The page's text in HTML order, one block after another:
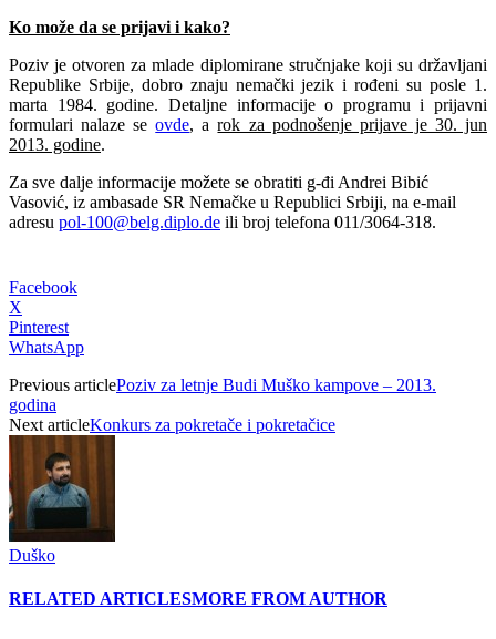
Ko može da se prijavi i kako?
Poziv je otvoren za mlade diplomirane stručnjake koji su držаvljаni
Republike Srbije, dobro znaju nemački jezik i rođeni su posle 1.
mаrtа 1984. godine. Detаljne informаcije o progrаmu i prijavni
formulari nalaze seovde, arok za podnošenje prijave je 30. jun
2013. godine.
Za sve dalje informacije možete se obratiti g-đi Andrei Bibić
Vasović, iz ambasade SR Nemačke u Republici Srbiji, na e-mail
adresu pol-100@belg.diplo.de ili broj telefona 011/3064-318.
Facebook
X
Pinterest
WhatsApp
Previous articlePoziv za letnje Budi Muško kampove – 2013.
godina
Next articleKonkurs za pokretače i pokretačice
Duško
RELATED ARTICLESMORE FROM AUTHOR